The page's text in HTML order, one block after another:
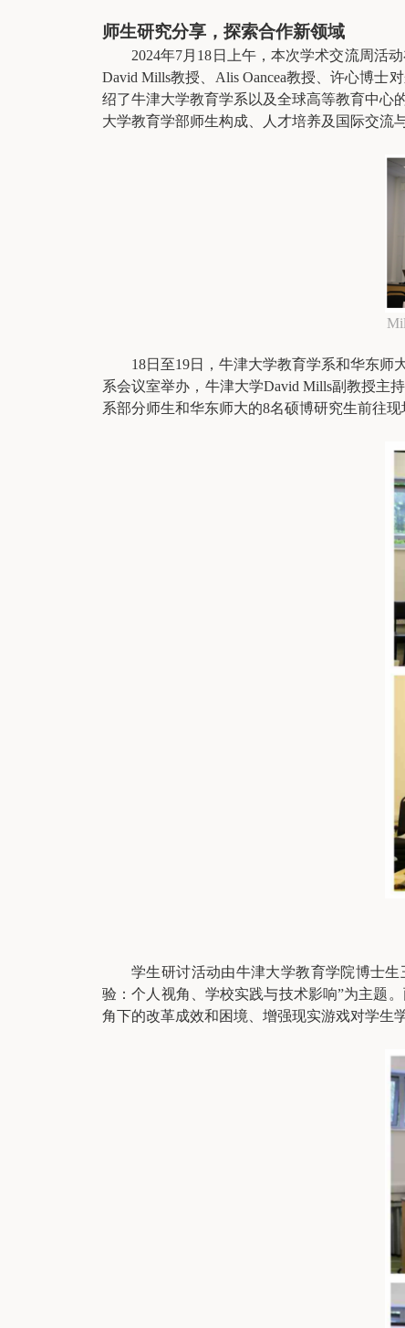
师生研究分享，探索合作新领域
2024年7月18日上午，本次学术交流周活
David Mills教授、Alis Oancea教授、许心博
绍了牛津大学教育学系以及全球高等教育中心
大学教育学部师生构成、人才培养及国际交流
18日至19日，牛津大学教育学系和华东
系会议室举办，牛津大学David Mills副教授主
系部分师生和华东师大的8名硕博研究生前往现
学生研讨活动由牛津大学教育学院博士
验：个人视角、学校实践与技术影响”为主题
角下的改革成效和困境、增强现实游戏对学生